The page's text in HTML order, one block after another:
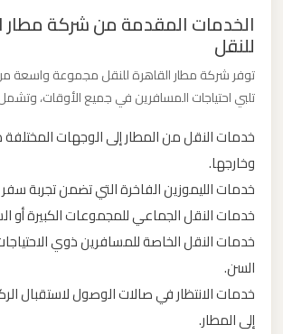
الخدمات المقدمة من شركة مطار
للنقل
توفر شركة مطار القاهرة للنقل مجموعة واسعة
تلبي احتياجات المسافرين في جميع الأوقات،
خدمات النقل من المطار إلى الوجهات
وخارجها.
خدمات الليموزين الفاخرة التي تضمن تجربة
خدمات النقل الجماعي للمجموعات الكبيرة أو
خدمات النقل الخاصة للمسافرين ذوي
السن.
خدمات الانتظار في صالات الوصول لاستقبال
إلى المطار.
العرب
الساحل
الشمالي
ليموزين
مطار
العرب